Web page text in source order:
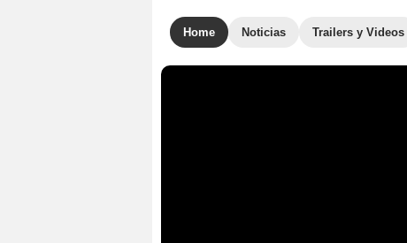
Home Noticias Trailers y Videos